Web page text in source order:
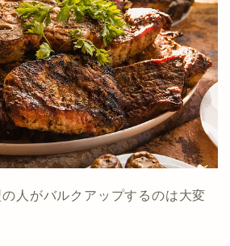
人がバルクアップするのは大変